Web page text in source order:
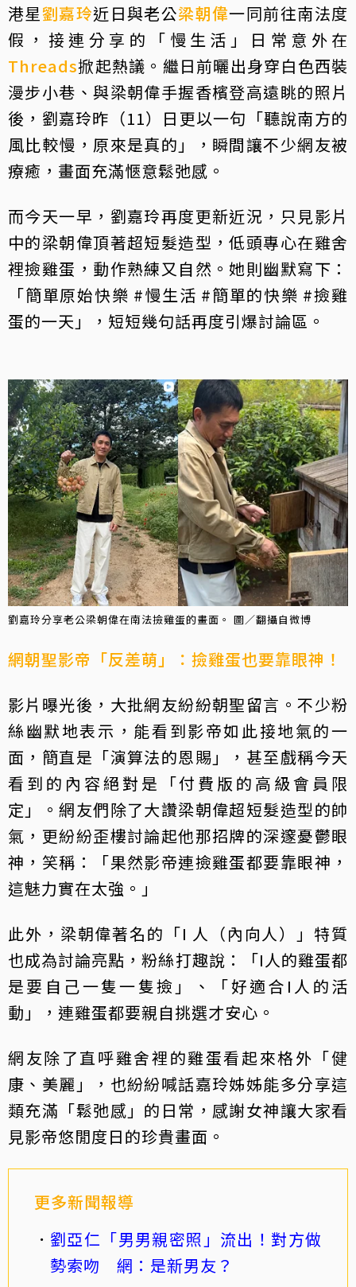
港星劉嘉玲近日與老公梁朝偉一同前往南法度
假，接連分享的「慢生活」日常意外在
Threads掀起熱議。繼日前曬出身穿白色西裝
漫步小巷、與梁朝偉手握香檳登高遠眺的照片
後，劉嘉玲昨（11）日更以一句「聽說南方的
風比較慢，原來是真的」，瞬間讓不少網友被
療癒，畫面充滿愜意鬆弛感。
而今天一早，劉嘉玲再度更新近況，只見影片
中的梁朝偉頂著超短髮造型，低頭專心在雞舍
裡撿雞蛋，動作熟練又自然。她則幽默寫下：
「簡單原始快樂 #慢生活 #簡單的快樂 #撿雞
蛋的一天」，短短幾句話再度引爆討論區。
劉嘉玲分享老公梁朝偉在南法撿雞蛋的畫面。 圖／翻攝自微博
網朝聖影帝「反差萌」：撿雞蛋也要靠眼神！
影片曝光後，大批網友紛紛朝聖留言。不少粉
絲幽默地表示，能看到影帝如此接地氣的一
面，簡直是「演算法的恩賜」，甚至戲稱今天
看到的內容絕對是「付費版的高級會員限
定」。網友們除了大讚梁朝偉超短髮造型的帥
氣，更紛紛歪樓討論起他那招牌的深邃憂鬱眼
神，笑稱：「果然影帝連撿雞蛋都要靠眼神，
這魅力實在太強。」
此外，梁朝偉著名的「I 人（內向人）」特質
也成為討論亮點，粉絲打趣說：「I人的雞蛋都
是要自己一隻一隻撿」、「好適合I人的活
動」，連雞蛋都要親自挑選才安心。
網友除了直呼雞舍裡的雞蛋看起來格外「健
康、美麗」，也紛紛喊話嘉玲姊姊能多分享這
類充滿「鬆弛感」的日常，感謝女神讓大家看
見影帝悠閒度日的珍貴畫面。
更多新聞報導
劉亞仁「男男親密照」流出！對方做
勢索吻 網：是新男友？